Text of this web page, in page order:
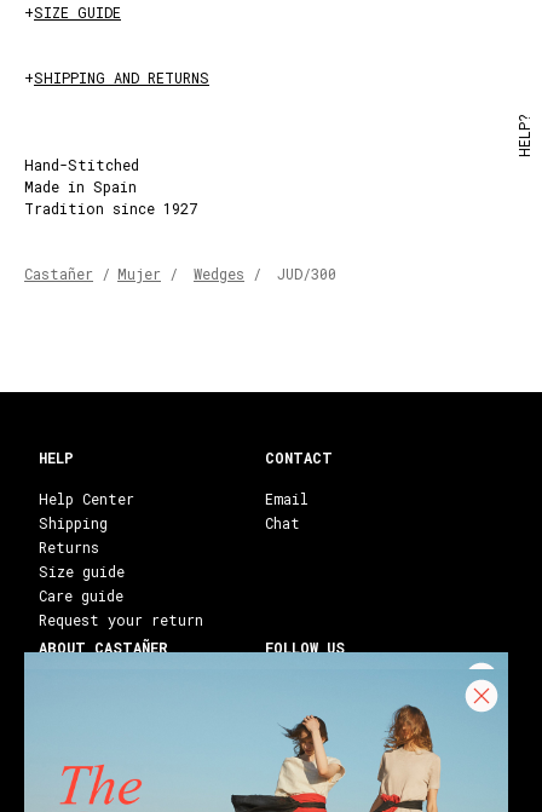
+SIZE GUIDE
+SHIPPING AND RETURNS
Hand-Stitched
Made in Spain
Tradition since 1927
Castañer / Mujer / Wedges / JUD/300
CONTACT
Email
Chat
HELP
Help Center
Shipping
Returns
Size guide
Care guide
Request your return
ABOUT CASTAÑER
Franchises
Stores
FOLLOW US
Facebook
Youtube
Blog
HELP?